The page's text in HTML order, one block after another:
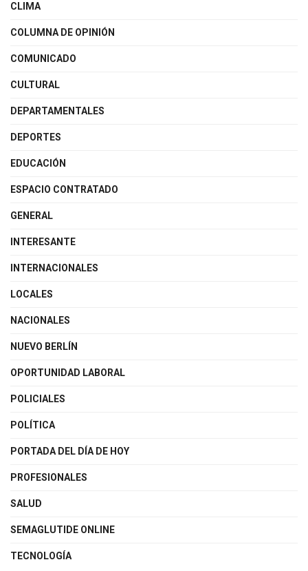
CLIMA
COLUMNA DE OPINIÓN
COMUNICADO
CULTURAL
DEPARTAMENTALES
DEPORTES
EDUCACIÓN
ESPACIO CONTRATADO
GENERAL
INTERESANTE
INTERNACIONALES
LOCALES
NACIONALES
NUEVO BERLÍN
OPORTUNIDAD LABORAL
POLICIALES
POLÍTICA
PORTADA DEL DÍA DE HOY
PROFESIONALES
SALUD
SEMAGLUTIDE ONLINE
TECNOLOGÍA